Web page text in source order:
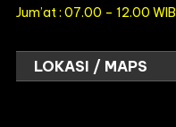
Jum’at : 07.00 – 12.00 WIB
LOKASI / MAPS